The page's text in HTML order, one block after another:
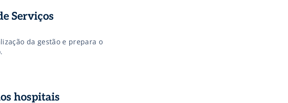
Serviços
da gestão e prepara o
hospitais